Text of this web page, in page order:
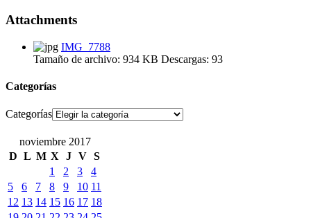
Attachments
IMG_7788
Tamaño de archivo: 934 KB Descargas: 93
Categorías
Categorías
noviembre 2017
D L M X J V S
1
2 3
4
5
6 7 8 9 10 11
12 13 14 15 16 17 18